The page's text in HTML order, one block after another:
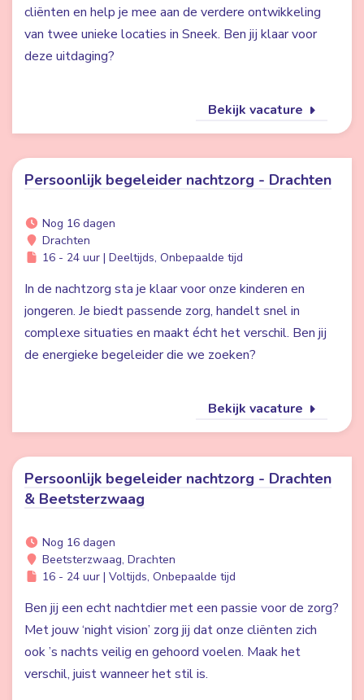
cliënten en help je mee aan de verdere ontwikkeling
van twee unieke locaties in Sneek. Ben jij klaar voor
deze uitdaging?
Bekijk vacature
Persoonlijk begeleider nachtzorg - Drachten
Nog 16 dagen
Drachten
16 - 24 uur | Deeltijds, Onbepaalde tijd
In de nachtzorg sta je klaar voor onze kinderen en
jongeren. Je biedt passende zorg, handelt snel in
complexe situaties en maakt écht het verschil. Ben jij
de energieke begeleider die we zoeken?
Bekijk vacature
Persoonlijk begeleider nachtzorg - Drachten
& Beetsterzwaag
Nog 16 dagen
Beetsterzwaag, Drachten
16 - 24 uur | Voltijds, Onbepaalde tijd
Ben jij een echt nachtdier met een passie voor de zorg?
Met jouw ‘night vision’ zorg jij dat onze cliënten zich
ook ’s nachts veilig en gehoord voelen. Maak het
verschil, juist wanneer het stil is.